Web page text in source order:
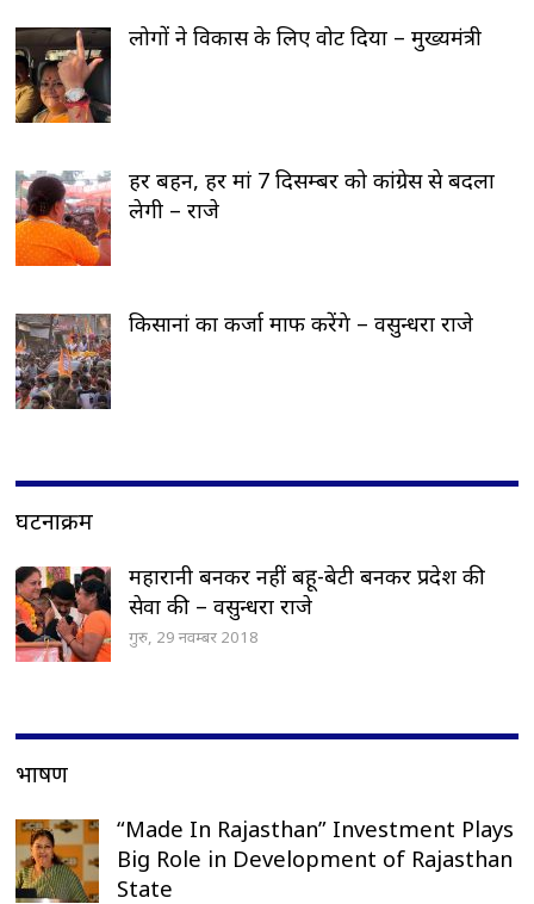
लोगों ने विकास के लिए वोट दिया – मुख्यमंत्री
हर बहन, हर मां 7 दिसम्बर को कांग्रेस से बदला
लेगी – राजे
किसानां का कर्जा माफ करेंगे – वसुन्धरा राजे
घटनाक्रम
महारानी बनकर नहीं बहू-बेटी बनकर प्रदेश की
सेवा की – वसुन्धरा राजे
गुरु, 29 नवम्बर 2018
भाषण
“Made In Rajasthan” Investment Plays
Big Role in Development of Rajasthan
State